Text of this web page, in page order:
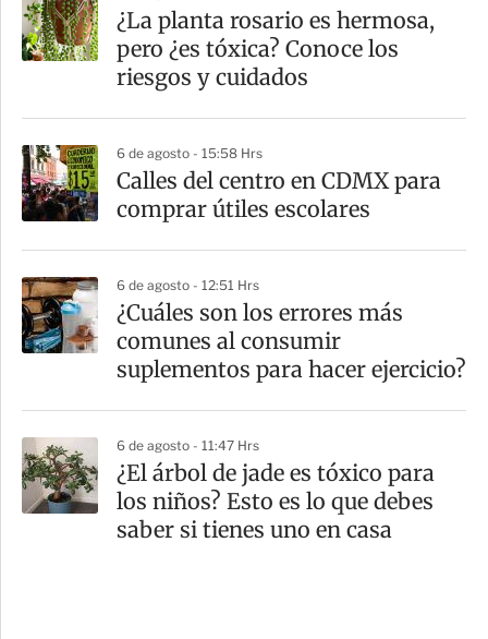
¿La planta rosario es hermosa,
pero ¿es tóxica? Conoce los
riesgos y cuidados
6 de agosto - 15:58 Hrs
Calles del centro en CDMX para
comprar útiles escolares
6 de agosto - 12:51 Hrs
¿Cuáles son los errores más
comunes al consumir
suplementos para hacer ejercicio?
6 de agosto - 11:47 Hrs
¿El árbol de jade es tóxico para
los niños? Esto es lo que debes
saber si tienes uno en casa